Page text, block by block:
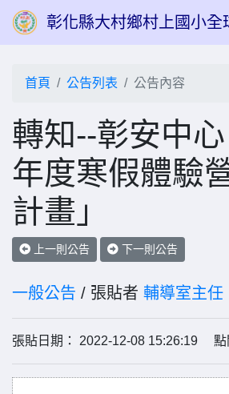
彰化縣大村鄉村上國小全
首頁 公告列表 公告內容
轉知--彰安中
年度寒假體驗
計畫」
上一則公告 下一則公告
一般公告 / 張貼者 輔導室主任
張貼日期： 2022-12-08 15:26:19 點